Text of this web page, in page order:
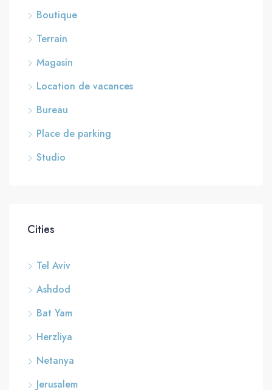
Boutique
Terrain
Magasin
Location de vacances
Bureau
Place de parking
Studio
Cities
Tel Aviv
Ashdod
Bat Yam
Herzliya
Netanya
Jerusalem